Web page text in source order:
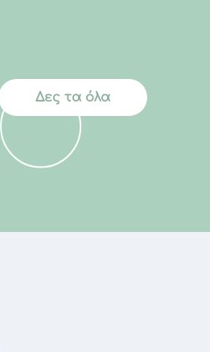
Δες τα όλα